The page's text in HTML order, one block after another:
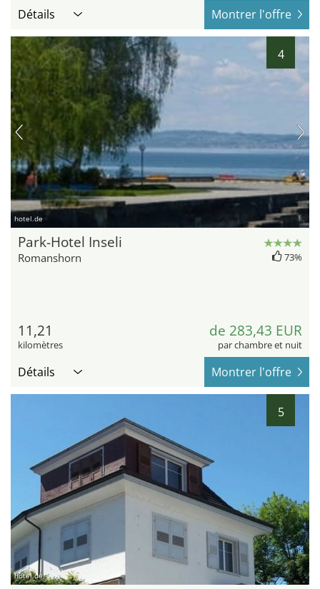
Détails Montrer l'offre
4
hotel.de
Park-Hotel Inseli
Romanshorn 73%
11,21
kilomètres
de 283,43 EUR
par chambre et nuit
Détails Montrer l'offre
5
hotel.de